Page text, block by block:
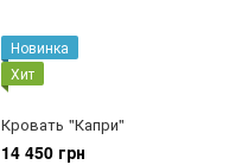
Новинка
Хит
Кровать "Капри"
14 450 грн